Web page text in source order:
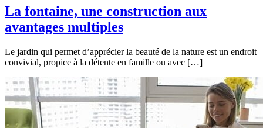
La fontaine, une construction aux
avantages multiples
Le jardin qui permet d’apprécier la beauté de la nature est un endroit
convivial, propice à la détente en famille ou avec […]